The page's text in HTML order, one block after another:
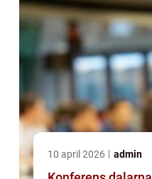
10 april 2026 admin